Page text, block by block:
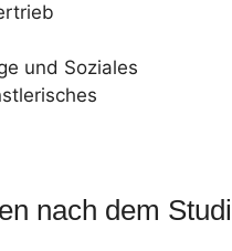
und Soziales
nach dem